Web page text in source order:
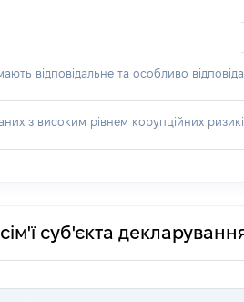
відповідальне та особливо
з високим рівнем корупційних
суб'єкта